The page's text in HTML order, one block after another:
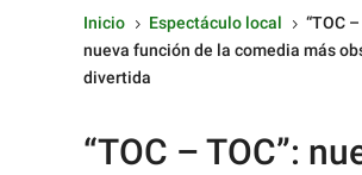
Inicio 5 Espectáculo local 5 “TOC –
nueva función de la comedia más
divertida
“TOC – TOC”: